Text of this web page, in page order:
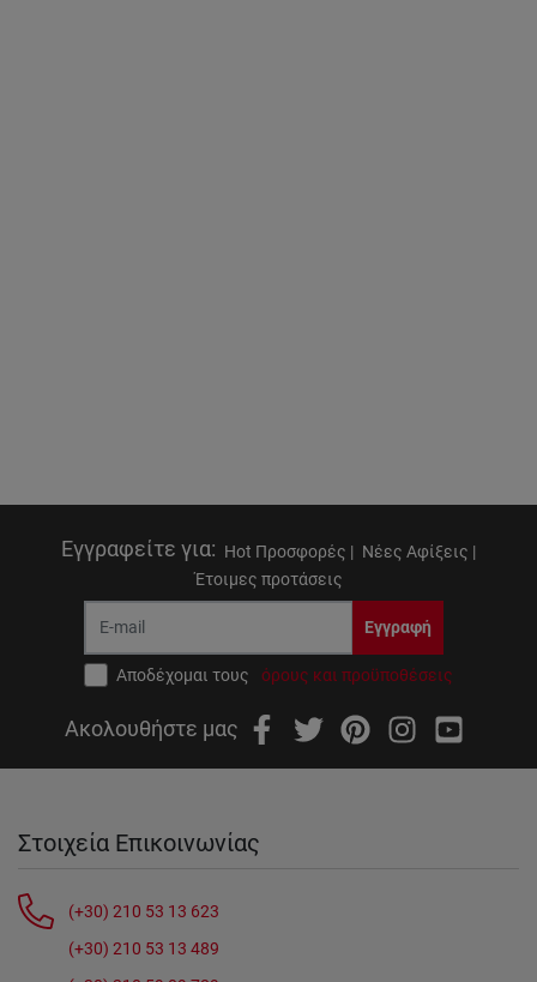
Εγγραφείτε για: Hot Προσφορές | Νέες Αφίξεις |
Έτοιμες προτάσεις
Εγγραφή
Αποδέχομαι τους όρους και προϋποθέσεις
Ακολουθήστε μας
Στοιχεία Επικοινωνίας
(+30) 210 53 13 623
(+30) 210 53 13 489